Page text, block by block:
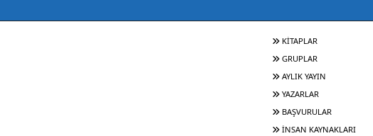
KİTAPLAR
GRUPLAR
AYLIK YAYIN
YAZARLAR
BAŞVURULAR
İNSAN KAYNAKLARI